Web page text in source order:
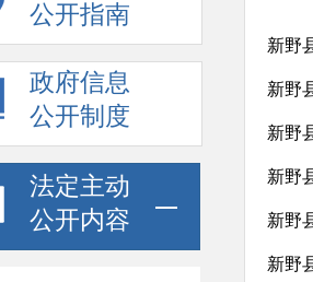
公开指南
政府信息
公开制度
法定主动
公开内容
新野
新野
新野
新野
新野